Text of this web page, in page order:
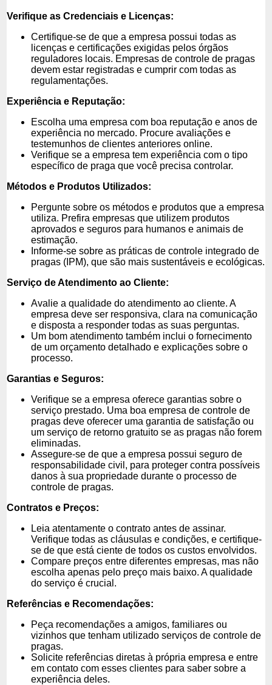
Verifique as Credenciais e Licenças:
Certifique-se de que a empresa possui todas as
licenças e certificações exigidas pelos órgãos
reguladores locais. Empresas de controle de pragas
devem estar registradas e cumprir com todas as
regulamentações.
Experiência e Reputação:
Escolha uma empresa com boa reputação e anos de
experiência no mercado. Procure avaliações e
testemunhos de clientes anteriores online.
Verifique se a empresa tem experiência com o tipo
específico de praga que você precisa controlar.
Métodos e Produtos Utilizados:
Pergunte sobre os métodos e produtos que a empresa
utiliza. Prefira empresas que utilizem produtos
aprovados e seguros para humanos e animais de
estimação.
Informe-se sobre as práticas de controle integrado de
pragas (IPM), que são mais sustentáveis e ecológicas.
Serviço de Atendimento ao Cliente:
Avalie a qualidade do atendimento ao cliente. A
empresa deve ser responsiva, clara na comunicação
e disposta a responder todas as suas perguntas.
Um bom atendimento também inclui o fornecimento
de um orçamento detalhado e explicações sobre o
processo.
Garantias e Seguros:
Verifique se a empresa oferece garantias sobre o
serviço prestado. Uma boa empresa de controle de
pragas deve oferecer uma garantia de satisfação ou
um serviço de retorno gratuito se as pragas não forem
eliminadas.
Assegure-se de que a empresa possui seguro de
responsabilidade civil, para proteger contra possíveis
danos à sua propriedade durante o processo de
controle de pragas.
Contratos e Preços:
Leia atentamente o contrato antes de assinar.
Verifique todas as cláusulas e condições, e certifique-
se de que está ciente de todos os custos envolvidos.
Compare preços entre diferentes empresas, mas não
escolha apenas pelo preço mais baixo. A qualidade
do serviço é crucial.
Referências e Recomendações:
Peça recomendações a amigos, familiares ou
vizinhos que tenham utilizado serviços de controle de
pragas.
Solicite referências diretas à própria empresa e entre
em contato com esses clientes para saber sobre a
experiência deles.